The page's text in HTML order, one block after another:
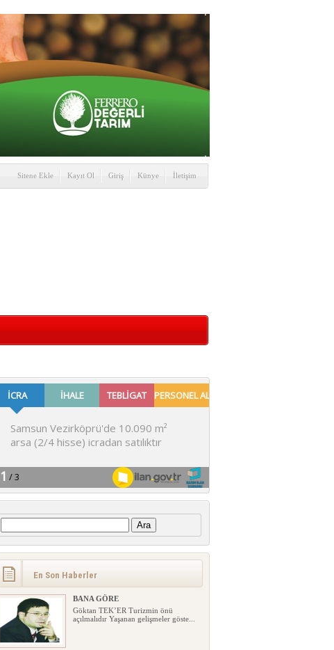
Sitene Ekle Kayıt Ol Giriş Künye İletişim
Arama:
En Son Haberler
BANA GÖRE
Göktan TEK’ER Turizmin önü
açılmalıdır Yaşanan gelişmeler göste...